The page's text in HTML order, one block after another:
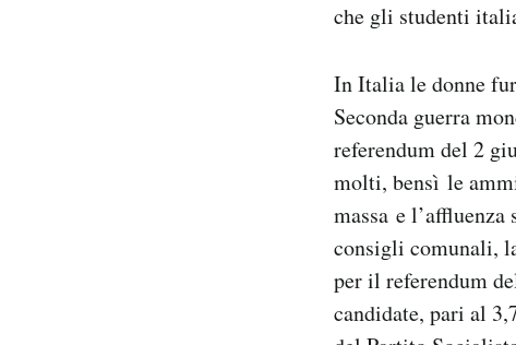
che gli studenti
In Italia le donne
Seconda guerra
referendum del 2
molti, bensì le
massa e
consigli comunali,
per il referendum
candidate, pari al